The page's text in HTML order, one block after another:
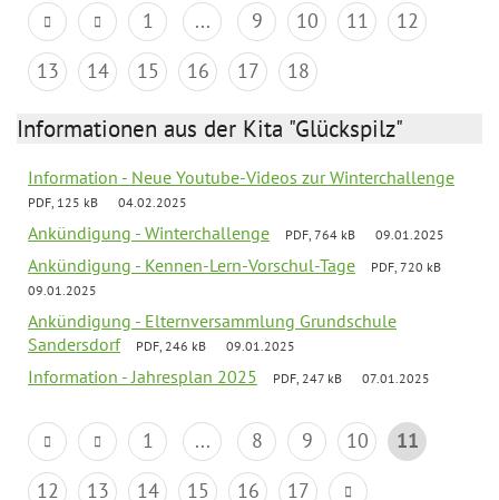
1 ... 9 10 11
12
13
14 15 16 17 18
Informationen aus der Kita "Glückspilz"
Information - Neue Youtube-Videos zur Winterchallenge
PDF, 125 kB 04.02.2025
Ankündigung - Winterchallenge PDF, 764 kB 09.01.2025
Ankündigung - Kennen-Lern-Vorschul-Tage
PDF, 720 kB
09.01.2025
Ankündigung - Elternversammlung Grundschule
Sandersdorf
PDF, 246 kB 09.01.2025
Information - Jahresplan 2025 PDF, 247 kB 07.01.2025
1 ... 8 9 10
11
12
13 14 15 16 17